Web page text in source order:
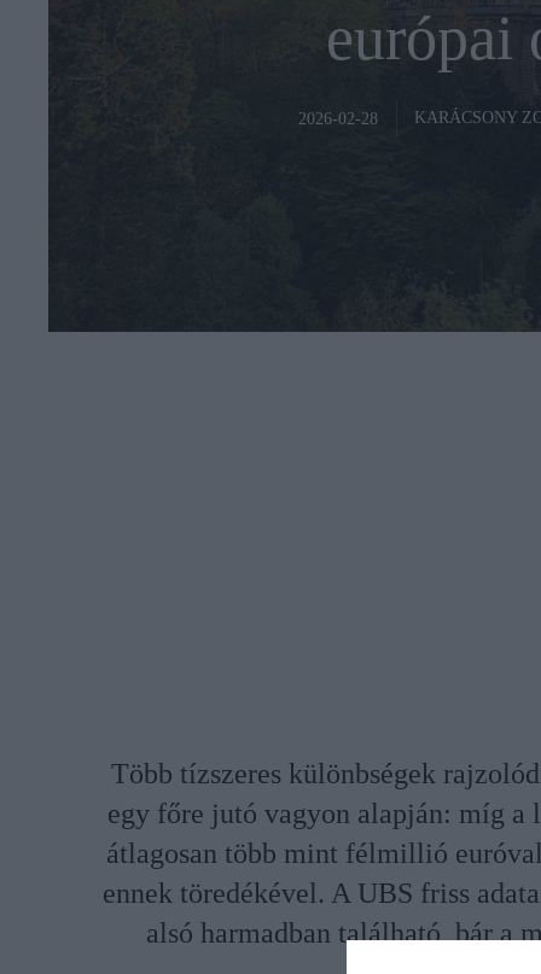
európai
2026-02-28 KARÁCSONY
Több tízszeres különbségek
egy főre jutó vagyon alapján: míg a
átlagosan több mint félmillió
ennek töredékével. A UBS friss
alsó harmadban található, bár a